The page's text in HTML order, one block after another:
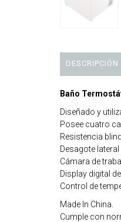
DESCRIPCIÓN
Baño
Diseñado y
Posee cuatro
Resistencia
Desagote lateral
Cámara de
Display digital
Control de
Made In China.
Cumple con